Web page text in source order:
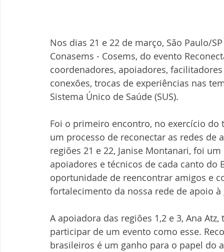
Nos dias 21 e 22 de março, São Paulo/
Conasems - Cosems, do evento
coordenadores, apoiadores,
conexões, trocas de experiências nas
Sistema Único de Saúde (SUS).
Foi o primeiro encontro, no exercício
um processo de reconectar as redes de
regiões 21 e 22, Janise Montanari, foi
apoiadores e técnicos de cada canto
oportunidade de reencontrar amigos e
fortalecimento da nossa rede de apoio
A apoiadora das regiões 1,2 e 3, Ana
participar de um evento como esse.
brasileiros é um ganho para o papel